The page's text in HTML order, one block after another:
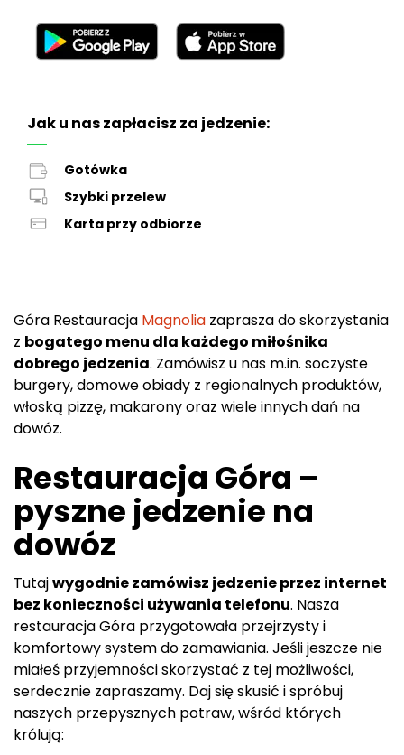
Jak u nas zapłacisz za jedzenie:
Gotówka
Szybki przelew
Karta przy odbiorze
Góra Restauracja Magnolia zaprasza do skorzystania
z bogatego menu dla każdego miłośnika
dobrego jedzenia. Zamówisz u nas m.in. soczyste
burgery, domowe obiady z regionalnych produktów,
włoską pizzę, makarony oraz wiele innych dań na
dowóz.
Restauracja Góra –
pyszne jedzenie na
dowóz
Tutajwygodnie zamówisz jedzenie przez internet
bez konieczności używania telefonu. Nasza
restauracja Góra przygotowała przejrzysty i
komfortowy system do zamawiania. Jeśli jeszcze nie
miałeś przyjemności skorzystać z tej możliwości,
serdecznie zapraszamy. Daj się skusić i spróbuj
naszych przepysznych potraw, wśród których
królują: